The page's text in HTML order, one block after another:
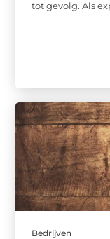
tot gevolg. Als
Bedrijven